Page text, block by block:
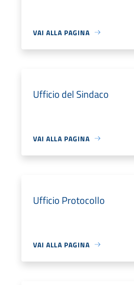
VAI ALLA PAGINA
Ufficio del Sindaco
VAI ALLA PAGINA
Ufficio Protocollo
VAI ALLA PAGINA